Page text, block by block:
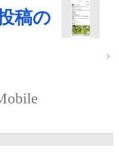
稿の